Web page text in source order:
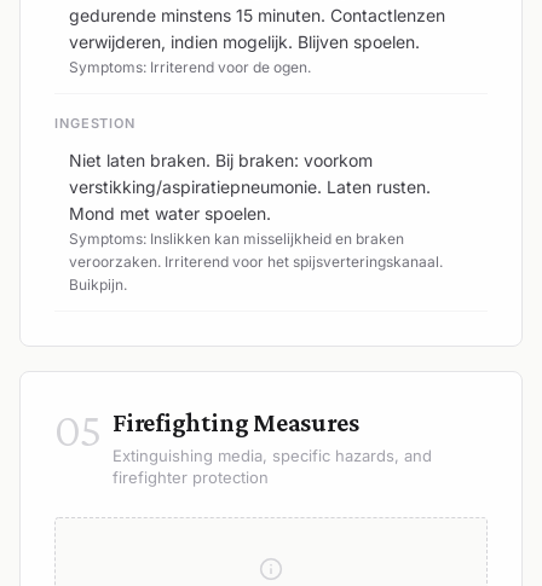
gedurende minstens 15 minuten. Contactlenzen
verwijderen, indien mogelijk. Blijven spoelen.
Symptoms: Irriterend voor de ogen.
INGESTION
Niet laten braken. Bij braken: voorkom
verstikking/aspiratiepneumonie. Laten rusten.
Mond met water spoelen.
Symptoms: Inslikken kan misselijkheid en braken
veroorzaken. Irriterend voor het spijsverteringskanaal.
Buikpijn.
05 Firefighting Measures
Extinguishing media, specific hazards, and
firefighter protection